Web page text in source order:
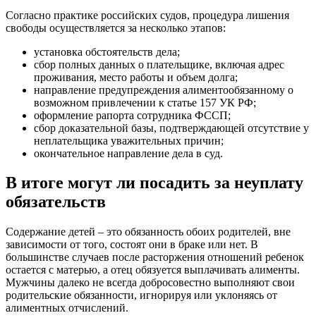
Согласно практике российских судов, процедура лишения
свободы осуществляется за несколько этапов:
установка обстоятельств дела;
сбор полных данных о плательщике, включая адрес
проживания, место работы и объем долга;
направление предупреждения алиментообязанному о
возможном привлечении к статье 157 УК РФ;
оформление рапорта сотрудника ФССП;
сбор доказательной базы, подтверждающей отсутствие у
неплательщика уважительных причин;
окончательное направление дела в суд.
В итоге могут ли посадить за неуплату
обязательств
Содержание детей – это обязанность обоих родителей, вне
зависимости от того, состоят они в браке или нет. В
большинстве случаев после расторжения отношений ребенок
остается с матерью, а отец обязуется выплачивать алименты.
Мужчины далеко не всегда добросовестно выполняют свои
родительские обязанности, игнорируя или уклоняясь от
алиментных отчислений.